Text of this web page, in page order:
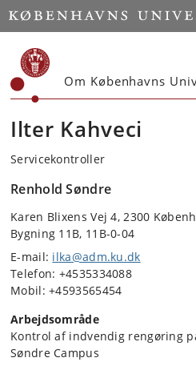
Start
Om Københavns
Ilter Kahveci
Servicekontroller
Renhold Søndre
Karen Blixens Vej 4, 2300
Bygning 11B, 11B-0-04
E-mail: ilka@adm.ku.dk
Telefon: +4535334088
Mobil: +4593565454
Arbejdsområde
Kontrol af indvendig rengøring
Søndre Campus